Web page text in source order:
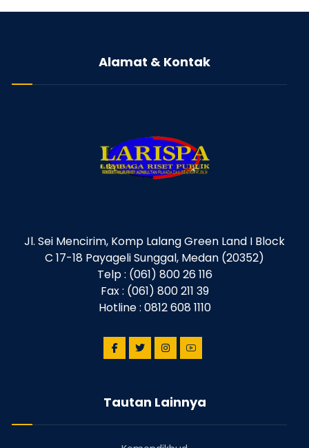
Alamat & Kontak
Jl. Sei Mencirim, Komp Lalang Green Land I Block
C 17-18 Payageli Sunggal, Medan (20352)
Telp : (061) 800 26 116
Fax : (061) 800 211 39
Hotline : 0812 608 1110
Tautan Lainnya